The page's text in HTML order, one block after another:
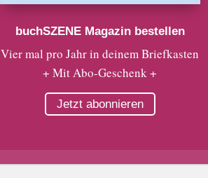
buchSZENE Magazin bestellen
Vier mal pro Jahr in deinem Briefkasten
+ Mit Abo-Geschenk +
Jetzt abonnieren